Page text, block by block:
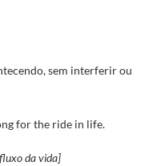
sem interferir ou
for the ride in life.
da vida]